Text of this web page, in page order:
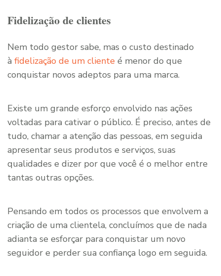
Fidelização de clientes
Nem todo gestor sabe, mas o custo destinado
à fidelização de um cliente é menor do que
conquistar novos adeptos para uma marca.
Existe um grande esforço envolvido nas ações
voltadas para cativar o público. É preciso, antes de
tudo, chamar a atenção das pessoas, em seguida
apresentar seus produtos e serviços, suas
qualidades e dizer por que você é o melhor entre
tantas outras opções.
Pensando em todos os processos que envolvem a
criação de uma clientela, concluímos que de nada
adianta se esforçar para conquistar um novo
seguidor e perder sua confiança logo em seguida.